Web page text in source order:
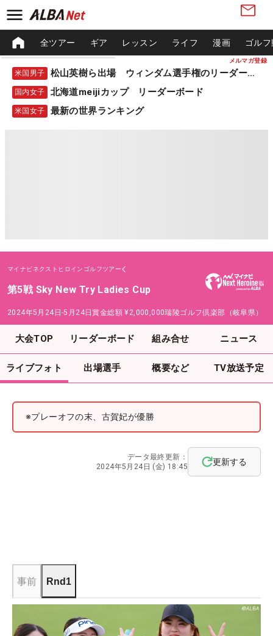
メルマガ登録
全ツアー ギア レッスン ライフ 漫画 ゴル
米国男子 松山英樹ら出場 ウィンダム選手権のリーダーボード
国内女子 北海道meijiカップ リーダーボード
米国女子 最新の世界ランキング
マイナビネクストヒロインゴルフツアー
第5戦 Sky New Try Ladies Cup
2024年5月24日-5月24日賞金総額 ¥2,000,000瑞陵ゴルフ倶楽部（岐阜県）
大会TOP リーダーボード 組み合せ ニュース
ライブフォト 出場選手 概要など TV放送予定
※プレーオフの末、古賀妃が優勝
データ最終更新：
2024年5月24日 (金) 18:45
更新する
事前 Rnd1